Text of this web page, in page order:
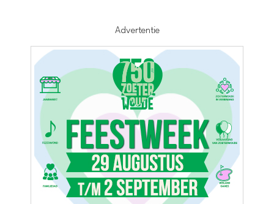
Advertentie